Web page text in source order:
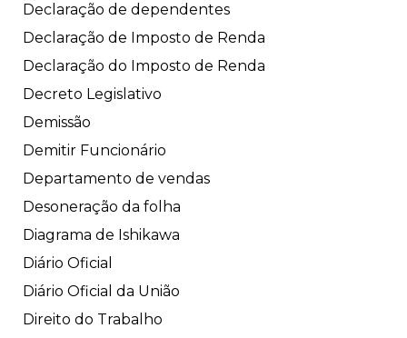
Declaração de dependentes
Declaração de Imposto de Renda
Declaração do Imposto de Renda
Decreto Legislativo
Demissão
Demitir Funcionário
Departamento de vendas
Desoneração da folha
Diagrama de Ishikawa
Diário Oficial
Diário Oficial da União
Direito do Trabalho